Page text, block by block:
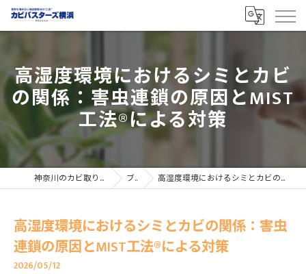
高湿度環境におけるシミとカビ
の関係：害虫連鎖の原因とMIST
工法®による対策
神奈川のカビ取りならカビバスターズ横浜 ブログ 高湿度環境におけるシミとカビの関係：害虫連鎖の原因とMIST工法®による対策
高湿度環境におけるシミとカビの関係：害虫
連鎖の原因とMIST工法®による対策
2026/05/12